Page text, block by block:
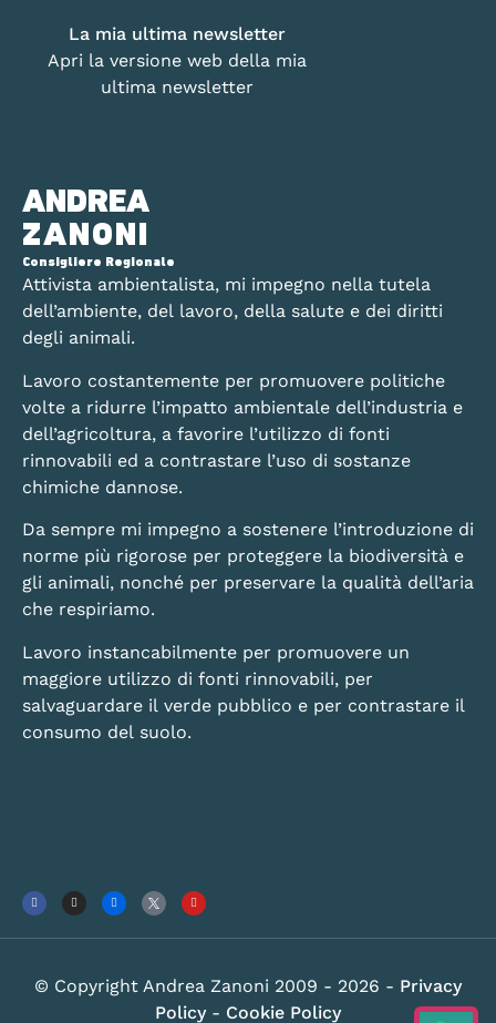
ANDREA
ZANONI
Consigliere Regionale
Attivista ambientalista, mi impegno nella tutela
dell’ambiente, del lavoro, della salute e dei diritti
degli animali.
Lavoro costantemente per promuovere politiche
volte a ridurre l’impatto ambientale dell’industria e
dell’agricoltura, a favorire l’utilizzo di fonti
rinnovabili ed a contrastare l’uso di sostanze
chimiche dannose.
Da sempre mi impegno a sostenere l’introduzione di
norme più rigorose per proteggere la biodiversità e
gli animali, nonché per preservare la qualità dell’aria
che respiriamo.
Lavoro instancabilmente per promuovere un
maggiore utilizzo di fonti rinnovabili, per
salvaguardare il verde pubblico e per contrastare il
consumo del suolo.
La mia ultima newsletter
Apri la versione web della mia
ultima newsletter
© Copyright Andrea Zanoni 2009 - 2026 - Privacy
Policy - Cookie Policy